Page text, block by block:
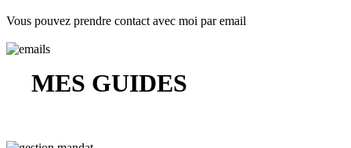
Vous pouvez prendre contact avec moi par email
MES GUIDES